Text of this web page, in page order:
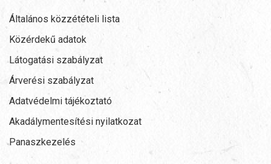
Általános közzétételi lista
Közérdekű adatok
Látogatási szabályzat
Árverési szabályzat
Adatvédelmi tájékoztató
Akadálymentesítési nyilatkozat
Panaszkezelés